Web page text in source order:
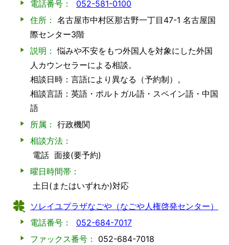
電話番号：
052-581-0100
住所： 名古屋市中村区那古野一丁目47-1 名古屋国
際センター3階
説明： 悩みや不安をもつ外国人を対象にした外国
人カウンセラーによる相談。
相談日時：言語により異なる（予約制）。
相談言語：英語・ポルトガル語・スペイン語・中国
語
所属： 行政機関
相談方法：
電話 面接(要予約)
曜日時間帯：
土日(またはいずれか)対応
ソレイユプラザなごや（なごや人権啓発センター）
電話番号：
052-684-7017
ファックス番号：
052-684-7018